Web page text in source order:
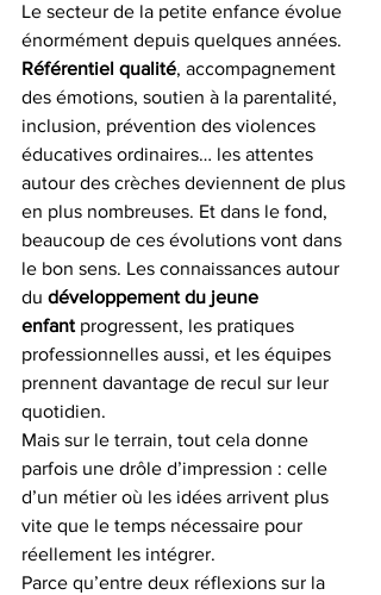
Le secteur de la petite enfance évolue
énormément depuis quelques années.
Référentiel qualité, accompagnement
des émotions, soutien à la parentalité,
inclusion, prévention des violences
éducatives ordinaires… les attentes
autour des crèches deviennent de plus
en plus nombreuses. Et dans le fond,
beaucoup de ces évolutions vont dans
le bon sens. Les connaissances autour
du développement du jeune
enfant progressent, les pratiques
professionnelles aussi, et les équipes
prennent davantage de recul sur leur
quotidien.
Mais sur le terrain, tout cela donne
parfois une drôle d’impression : celle
d’un métier où les idées arrivent plus
vite que le temps nécessaire pour
réellement les intégrer.
Parce qu’entre deux réflexions sur la